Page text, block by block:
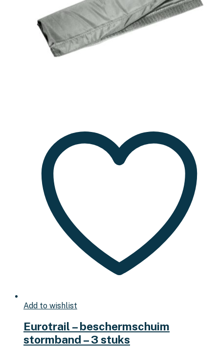
Add to wishlist
Eurotrail – beschermschuim
stormband – 3 stuks